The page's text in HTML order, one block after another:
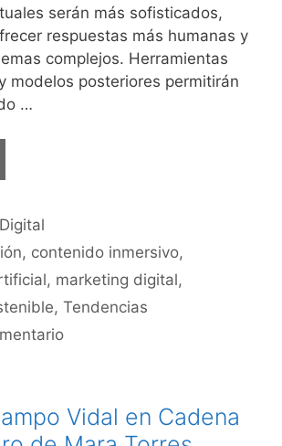
serán más sofisticados,
respuestas más humanas y
complejos. Herramientas
modelos posteriores permitirán
…
, contenido inmersivo,
, marketing digital,
, Tendencias
Vidal en Cadena